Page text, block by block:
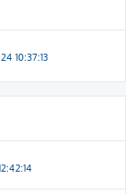
10:37:13